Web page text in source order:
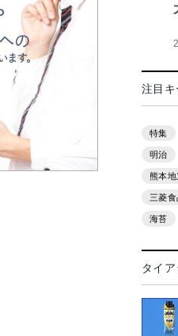
注目キ
特集
明治
熊本地
三菱食
海苔
タイ